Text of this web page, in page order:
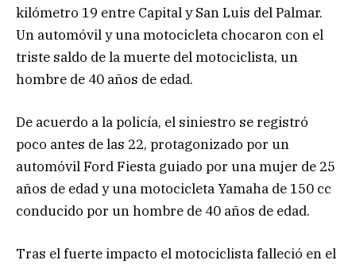
kilómetro 19 entre Capital y San Luis del Palmar.
Un automóvil y una motocicleta chocaron con el
triste saldo de la muerte del motociclista, un
hombre de 40 años de edad.
De acuerdo a la policía, el siniestro se registró
poco antes de las 22, protagonizado por un
automóvil Ford Fiesta guiado por una mujer de 25
años de edad y una motocicleta Yamaha de 150 cc
conducido por un hombre de 40 años de edad.
Tras el fuerte impacto el motociclista falleció en el